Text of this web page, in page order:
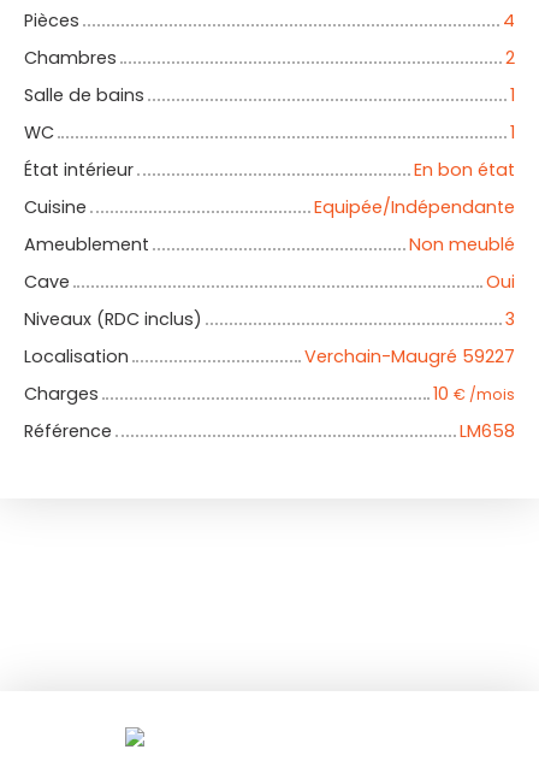
Pièces
4
Chambres
2
Salle de bains
1
WC
1
État intérieur
En bon état
Cuisine
Equipée/Indépendante
Ameublement
Non meublé
Cave
Oui
Niveaux (RDC inclus)
3
Localisation
Verchain-Maugré 59227
Charges
10 € /mois
Référence LM658